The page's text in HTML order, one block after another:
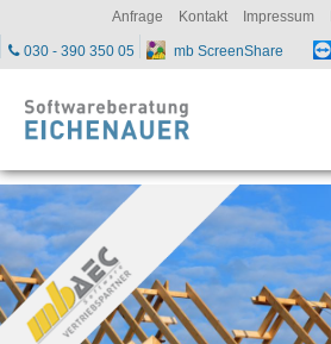
Anfrage Kontakt Impressum
030 - 390 350 05 mb ScreenShare